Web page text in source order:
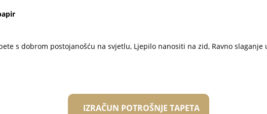
s dobrom postojanošću na svjetlu, Ljepilo nanositi na zid, Ravno slaganje
IZRAČUN POTROŠNJE TAPETA